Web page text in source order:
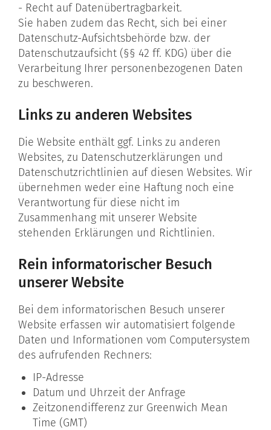
- Recht auf Datenübertragbarkeit.
Sie haben zudem das Recht, sich bei einer
Datenschutz-Aufsichtsbehörde bzw. der
Datenschutzaufsicht (§§ 42 ff. KDG) über die
Verarbeitung Ihrer personenbezogenen Daten
zu beschweren.
Links zu anderen Websites
Die Website enthält ggf. Links zu anderen
Websites, zu Datenschutzerklärungen und
Datenschutzrichtlinien auf diesen Websites. Wir
übernehmen weder eine Haftung noch eine
Verantwortung für diese nicht im
Zusammenhang mit unserer Website
stehenden Erklärungen und Richtlinien.
Rein informatorischer Besuch
unserer Website
Bei dem informatorischen Besuch unserer
Website erfassen wir automatisiert folgende
Daten und Informationen vom Computersystem
des aufrufenden Rechners:
IP-Adresse
Datum und Uhrzeit der Anfrage
Zeitzonendifferenz zur Greenwich Mean
Time (GMT)